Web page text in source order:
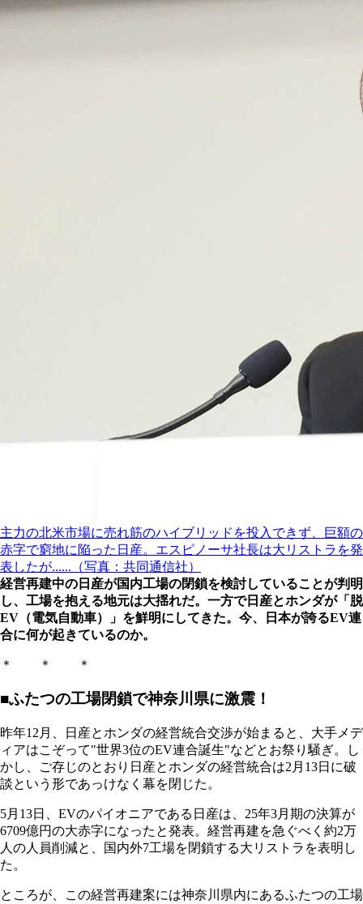
主力の北米市場に売れ筋のハイブリッドを投入できず、巨額の
赤字で窮地に陥った日産。エスピノーサ社長は大リストラを発
表したが......（写真：共同通信社）
経営再建中の日産が国内工場の閉鎖を検討していることが判明
し、工場を抱える地元は大揺れだ。一方で日産とホンダが「脱
EV（電気自動車）」を鮮明にしてきた。今、日本が誇るEV連
合に何が起きているのか。
＊ ＊ ＊
■ふたつの工場閉鎖で神奈川県に激震！
昨年12月、日産とホンダの経営統合交渉が始まると、大手メデ
ィアはこぞって"世界3位のEV連合誕生"などとお祭り騒ぎ。し
かし、ご存じのとおり日産とホンダの経営統合は2月13日に破
談という形であっけなく幕を閉じた。
5月13日、EVのパイオニアである日産は、25年3月期の決算が
6709億円の大赤字になったと発表。経営再建を急ぐべく約2万
人の人員削減と、国内外7工場を閉鎖する大リストラを表明し
た。
ところが、この経営再建案には神奈川県内にあるふたつの工場